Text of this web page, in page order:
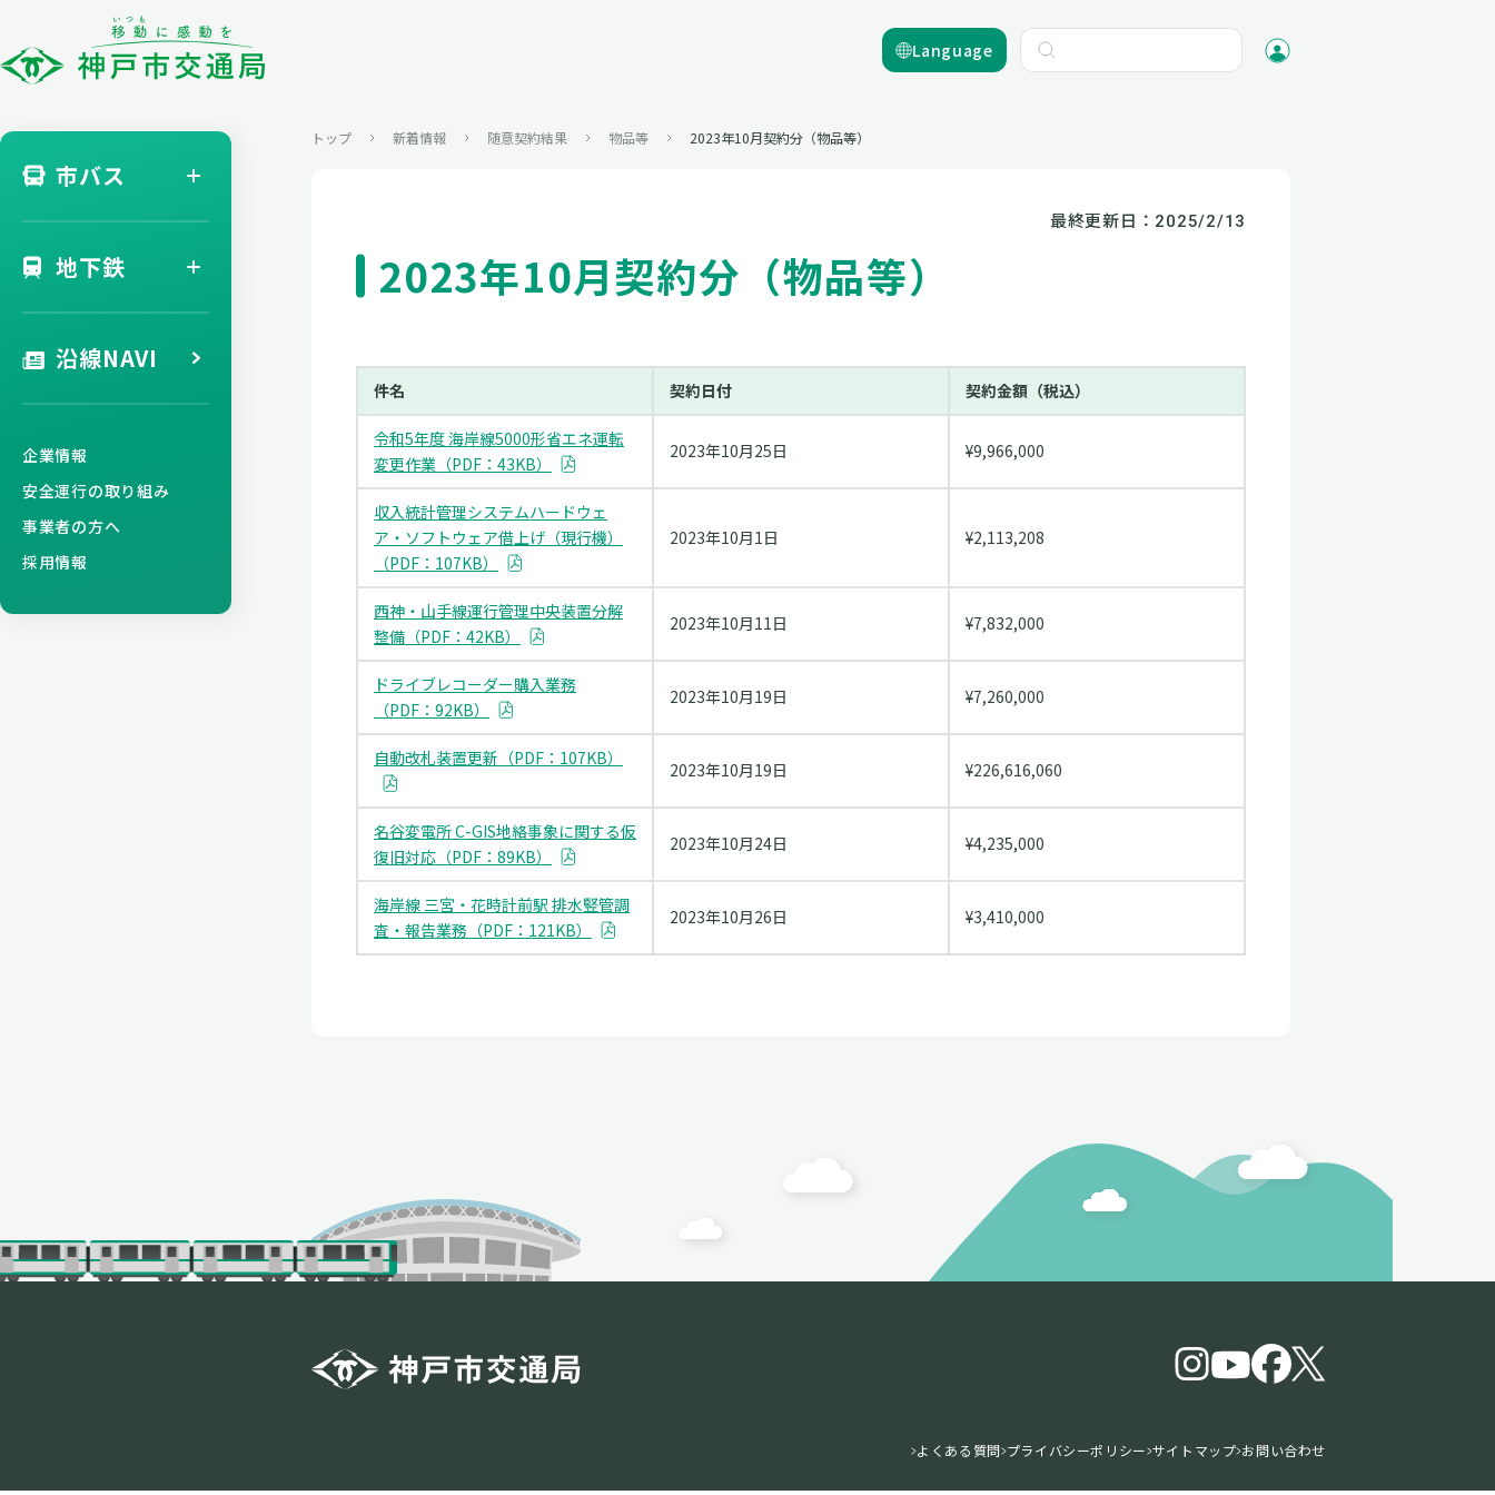
Language
市バス
地下鉄
沿線NAVI
企業情報
安全運行の取り組み
事業者の方へ
採用情報
トップ 新着情報 随意契約結果 物品等 2023年10月契約分（物品等）
最終更新日： 2025/2/13
2023年10月契約分（物品等）
件名 契約日付 契約金額（税込）
令和5年度 海岸線5000形省エネ運転
変更作業（PDF：43KB）
2023年10月25日 ¥9,966,000
収入統計管理システムハードウェ
ア・ソフトウェア借上げ（現行機）
（PDF：107KB）
2023年10月1日 ¥2,113,208
西神・山手線運行管理中央装置分解
整備（PDF：42KB）
2023年10月11日 ¥7,832,000
ドライブレコーダー購入業務
（PDF：92KB）
2023年10月19日 ¥7,260,000
自動改札装置更新（PDF：107KB）
2023年10月19日 ¥226,616,060
名谷変電所 C-GIS地絡事象に関する仮
復旧対応（PDF：89KB）
2023年10月24日 ¥4,235,000
海岸線 三宮・花時計前駅 排水竪管調
査・報告業務（PDF：121KB）
2023年10月26日 ¥3,410,000
よくある質問 プライバシーポリシー サイトマップ お問い合わせ